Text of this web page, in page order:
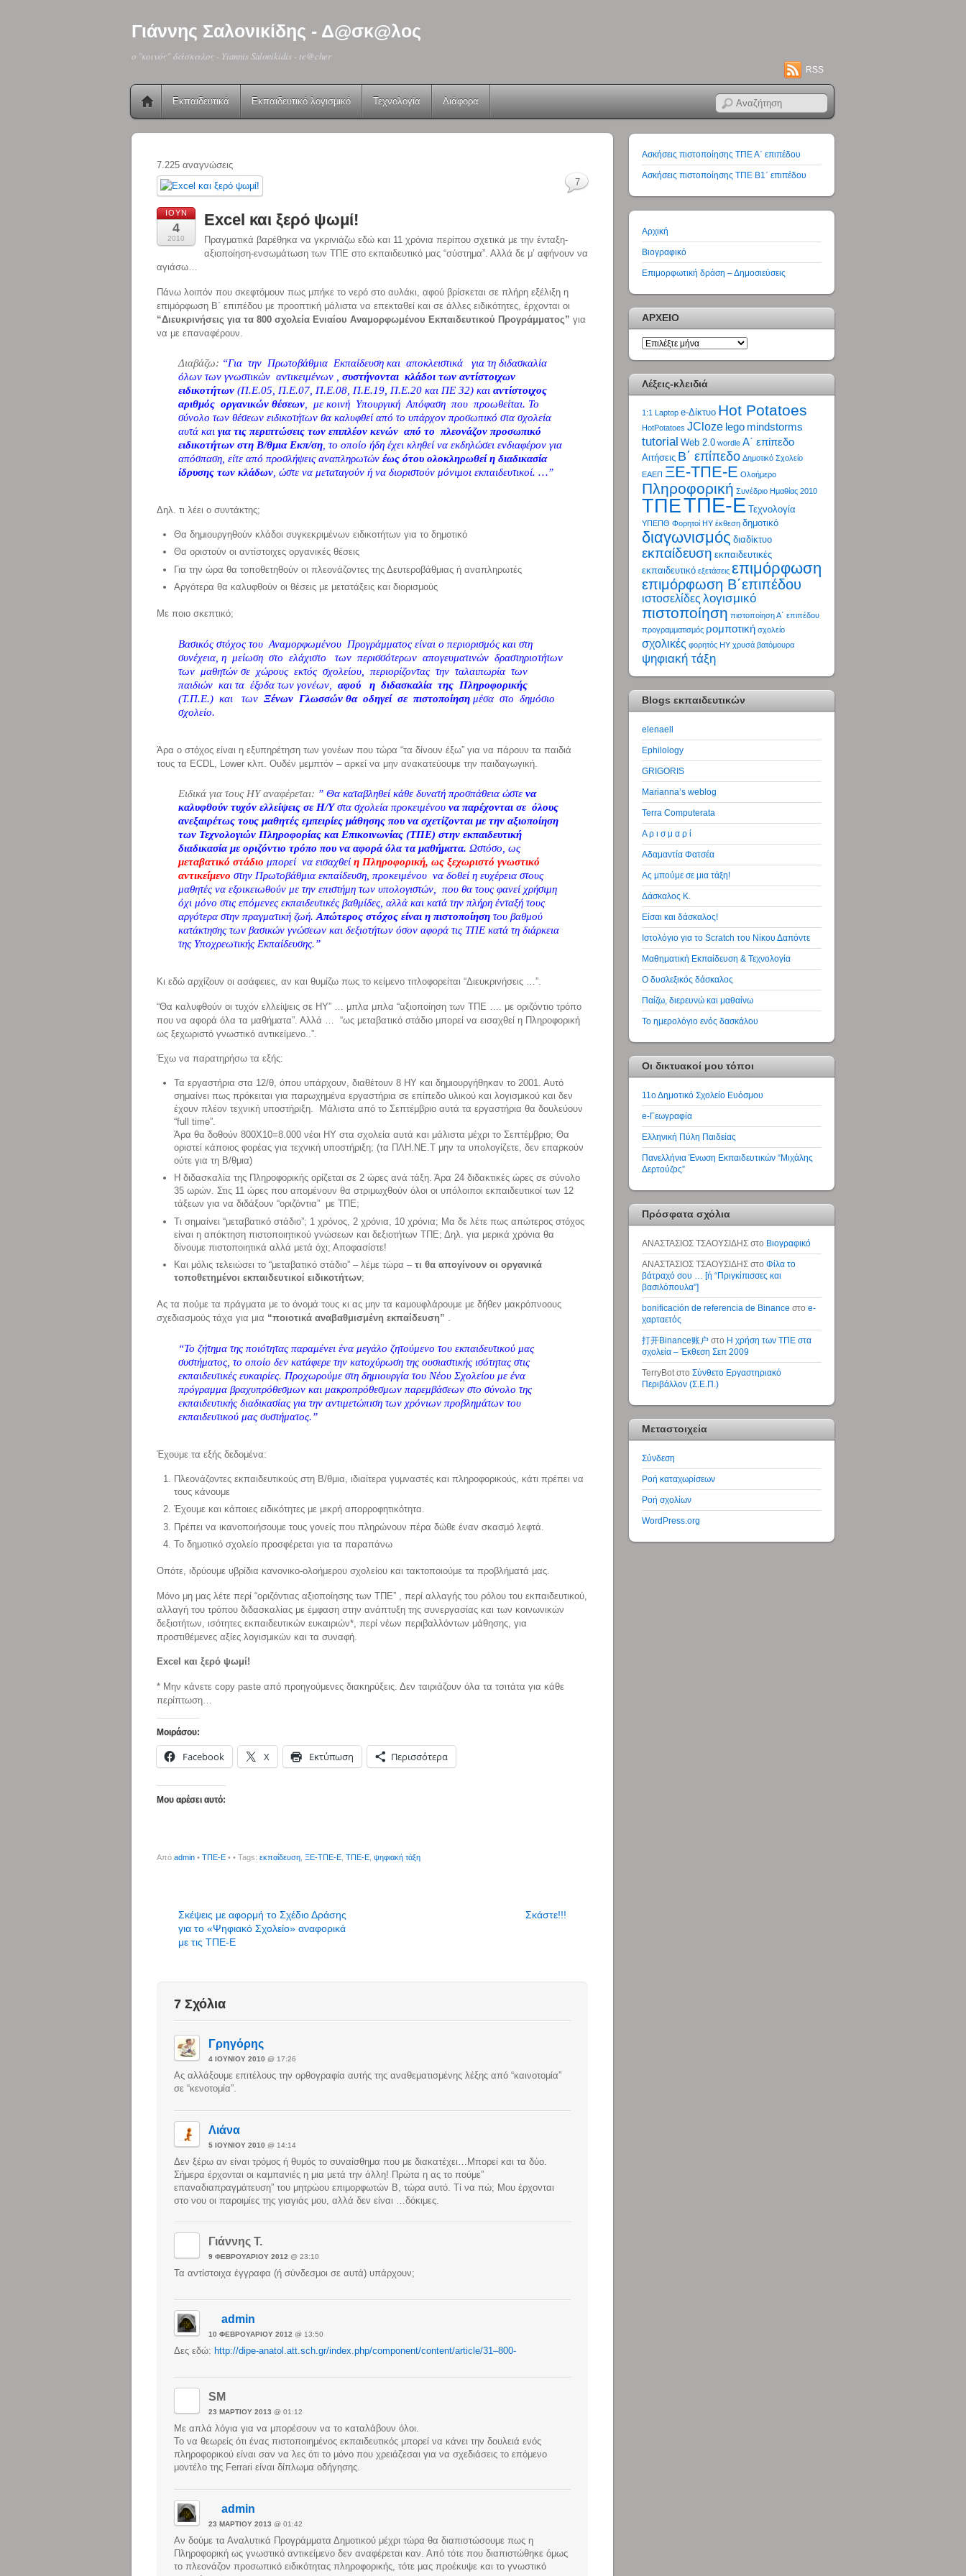
Γιάννης Σαλονικίδης - Δ@σκ@λος
o "κοινός" δάσκαλος - Yiannis Salonikidis - te@cher
RSS
Εκπαιδευτικά Εκπαιδευτικό λογισμικό Τεχνολογία Διάφορα
7.225 αναγνώσεις
ΙΟΎΝ
4
2010
Excel και ξερό ψωμί!
Πραγματικά βαρέθηκα να γκρινιάζω εδώ και 11 χρόνια περίπου σχετικά με την ένταξη-
αξιοποίηση-ενσωμάτωση των ΤΠΕ στο εκπαιδευτικό μας “σύστημα”. Αλλά δε μ’ αφήνουν να
αγιάσω…
Πάνω λοιπόν που σκεφτόμουν πως μπήκε το νερό στο αυλάκι, αφού βρίσκεται σε πλήρη εξέλιξη η
επιμόρφωση Β΄ επιπέδου με προοπτική μάλιστα να επεκταθεί και σε άλλες ειδικότητες, έρχονται οι
“Διευκρινήσεις για τα 800 σχολεία Ενιαίου Αναμορφωμένου Εκπαιδευτικού Προγράμματος” για
να με επαναφέρουν.
Διαβάζω: “Για την Πρωτοβάθμια Εκπαίδευση και αποκλειστικά για τη διδασκαλία
όλων των γνωστικών αντικειμένων , συστήνονται κλάδοι των αντίστοιχων
ειδικοτήτων (Π.Ε.05, Π.Ε.07, Π.Ε.08, Π.Ε.19, Π.Ε.20 και ΠΕ 32) και αντίστοιχος
αριθμός οργανικών θέσεων , με κοινή Υπουργική Απόφαση που προωθείται. Το
σύνολο των θέσεων ειδικοτήτων θα καλυφθεί από το υπάρχον προσωπικό στα σχολεία
αυτά και για τις περιπτώσεις των επιπλέον κενών από το πλεονάζον προσωπικό
ειδικοτήτων στη Β/θμια Εκπ/ση , το οποίο ήδη έχει κληθεί να εκδηλώσει ενδιαφέρον για
απόσπαση, είτε από προσλήψεις αναπληρωτών έως ότου ολοκληρωθεί η διαδικασία
ίδρυσης των κλάδων , ώστε να μεταταγούν ή να διοριστούν μόνιμοι εκπαιδευτικοί. …”
Δηλ. τι λέει ο συντάκτης;
Θα δημιουργηθούν κλάδοι συγκεκριμένων ειδικοτήτων για το δημοτικό
Θα οριστούν οι αντίστοιχες οργανικές θέσεις
Για την ώρα θα τοποθετηθούν οι πλεονάζοντες της Δευτεροβάθμιας ή αναπληρωτές
Αργότερα θα καλυφθούν οι θέσεις με μετατάξεις και διορισμούς
Με ποιο σκεπτικό;
Βασικός στόχος του Αναμορφωμένου Προγράμματος είναι ο περιορισμός και στη
συνέχεια, η μείωση στο ελάχιστο των περισσότερων απογευματινών δραστηριοτήτων
των μαθητών σε χώρους εκτός σχολείου, περιορίζοντας την ταλαιπωρία των
παιδιών και τα έξοδα των γονέων, αφού η διδασκαλία της Πληροφορικής
(Τ.Π.Ε.) και των Ξένων Γλωσσών θα οδηγεί σε πιστοποίηση μέσα στο δημόσιο
σχολείο.
Άρα ο στόχος είναι η εξυπηρέτηση των γονέων που τώρα “τα δίνουν έξω” για να πάρουν τα παιδιά
τους τα ECDL, Lower κλπ. Ουδέν μεμπτόν – αρκεί να μην ανακατεύουμε την παιδαγωγική.
Ειδικά για τους ΗΥ αναφέρεται: ” Θα καταβληθεί κάθε δυνατή προσπάθεια ώστε να
καλυφθούν τυχόν ελλείψεις σε Η/Υστα σχολεία προκειμένου να παρέχονται σε όλους
ανεξαιρέτως τους μαθητές εμπειρίες μάθησης που να σχετίζονται με την αξιοποίηση
των Τεχνολογιών Πληροφορίας και Επικοινωνίας (ΤΠΕ) στην εκπαιδευτική
διαδικασία με οριζόντιο τρόπο που να αφορά όλα τα μαθήματα. Ωστόσο, ως
μεταβατικό στάδιο μπορεί να εισαχθείη Πληροφορική, ως ξεχωριστό γνωστικό
αντικείμενο στην Πρωτοβάθμια εκπαίδευση, προκειμένου να δοθεί η ευχέρεια στους
μαθητές να εξοικειωθούν με την επιστήμη των υπολογιστών, που θα τους φανεί χρήσιμη
όχι μόνο στις επόμενες εκπαιδευτικές βαθμίδες, αλλά και κατά την πλήρη ένταξή τους
αργότερα στην πραγματική ζωή.Απώτερος στόχος είναι η πιστοποίηση του βαθμού
κατάκτησης των βασικών γνώσεων και δεξιοτήτων όσον αφορά τις ΤΠΕ κατά τη διάρκεια
της Υποχρεωτικής Εκπαίδευσης.”
Κι εδώ αρχίζουν οι ασάφειες, αν και θυμίζω πως το κείμενο τιτλοφορείται “Διευκρινήσεις …”.
“Θα καλυφθούν οι τυχόν ελλείψεις σε ΗΥ” … μπλα μπλα “αξιοποίηση των ΤΠΕ …. με οριζόντιο τρόπο
που να αφορά όλα τα μαθήματα”. Αλλά … “ως μεταβατικό στάδιο μπορεί να εισαχθεί η Πληροφορική
ως ξεχωριστό γνωστικό αντικείμενο..”.
Έχω να παρατηρήσω τα εξής:
Τα εργαστήρια στα 12/θ, όπου υπάρχουν, διαθέτουν 8 ΗΥ και δημιουργήθηκαν το 2001. Αυτό
σημαίνει πως πρόκειται για παρωχημένα εργαστήρια σε επίπεδο υλικού και λογισμικού και δεν
έχουν πλέον τεχνική υποστήριξη. Μάλιστα από το Σεπτέμβριο αυτά τα εργαστήρια θα δουλεύουν
“full time”.
Άρα θα δοθούν 800Χ10=8.000 νέοι ΗΥ στα σχολεία αυτά και μάλιστα μέχρι το Σεπτέμβριο; Θα
οριστεί κάποιος φορέας για τεχνική υποστήριξη; (τα ΠΛΗ.ΝΕ.Τ μην τα υπολογίζετε, δεν επαρκούν
ούτε για τη Β/θμια)
Η διδασκαλία της Πληροφορικής ορίζεται σε 2 ώρες ανά τάξη. Άρα 24 διδακτικές ώρες σε σύνολο
35 ωρών. Στις 11 ώρες που απομένουν θα στριμωχθούν όλοι οι υπόλοιποι εκπαιδευτικοί των 12
τάξεων για να διδάξουν “οριζόντια” με ΤΠΕ;
Τι σημαίνει “μεταβατικό στάδιο”; 1 χρόνος, 2 χρόνια, 10 χρόνια; Μα δε λέτε πως απώτερος στόχος
είναι η απόκτηση πιστοποιητικού γνώσεων και δεξιοτήτων ΤΠΕ; Δηλ. για μερικά χρόνια θα
δίνουμε πιστοποιητικά αλλά μετά όχι; Αποφασίστε!
Και μόλις τελειώσει το “μεταβατικό στάδιο” – λέμε τώρα – τι θα απογίνουν οι οργανικά
τοποθετημένοι εκπαιδευτικοί ειδικοτήτων;
Ας τα πούμε τα πράγματα με το όνομά τους κι ας μην τα καμουφλάρουμε με δήθεν μακρόπνοους
σχεδιασμούς τάχα για μια “ποιοτικά αναβαθμισμένη εκπαίδευση” .
“Το ζήτημα της ποιότητας παραμένει ένα μεγάλο ζητούμενο του εκπαιδευτικού μας
συστήματος, το οποίο δεν κατάφερε την κατοχύρωση της ουσιαστικής ισότητας στις
εκπαιδευτικές ευκαιρίες. Προχωρούμε στη δημιουργία του Νέου Σχολείου με ένα
πρόγραμμα βραχυπρόθεσμων και μακροπρόθεσμων παρεμβάσεων στο σύνολο της
εκπαιδευτικής διαδικασίας για την αντιμετώπιση των χρόνιων προβλημάτων του
εκπαιδευτικού μας συστήματος.”
Έχουμε τα εξής δεδομένα:
Πλεονάζοντες εκπαιδευτικούς στη Β/θμια, ιδιαίτερα γυμναστές και πληροφορικούς, κάτι πρέπει να
τους κάνουμε
Έχουμε και κάποιες ειδικότητες με μικρή απορροφητικότητα.
Πρέπει να ικανοποιήσουμε τους γονείς που πληρώνουν πέρα δώθε έναν σκασμό λεφτά.
Το δημοτικό σχολείο προσφέρεται για τα παραπάνω
Οπότε, ιδρύουμε υβρίδια κανονικο-ολοήμερου σχολείου και τακτοποιούμε τα προβλήματά μας.
Μόνο μη μας λέτε περί “οριζόντιας αξιοποίησης των ΤΠΕ” , περί αλλαγής του ρόλου του εκπαιδευτικού,
αλλαγή του τρόπου διδασκαλίας με έμφαση στην ανάπτυξη της συνεργασίας και των κοινωνικών
δεξιοτήτων, ισότητες εκπαιδευτικών ευκαιριών*, περί νέων περιβαλλόντων μάθησης, για
προστιθέμενες αξίες λογισμικών και τα συναφή.
Excel και ξερό ψωμί!
* Μην κάνετε copy paste από προηγούμενες διακηρύξεις. Δεν ταιριάζουν όλα τα τσιτάτα για κάθε
περίπτωση…
Μοιράσου:
Facebook X Εκτύπωση Περισσότερα
Μου αρέσει αυτό:
Από admin • ΤΠΕ-Ε •
7
• Tags: εκπαίδευση ΞΕ-ΤΠΕ-Ε ΤΠΕ-Ε ψηφιακή τάξη
Σκέψεις με αφορμή το Σχέδιο Δράσης
για το «Ψηφιακό Σχολείο» αναφορικά
με τις ΤΠΕ-E
Σκάστε!!!
7 Σχόλια
Γρηγόρης
4 ΙΟΥΝΊΟΥ 2010 @ 17:26
Ας αλλάξουμε επιτέλους την ορθογραφία αυτής της αναθεματισμένης λέξης από “καινοτομία”
σε “κενοτομία”.
Λιάνα
5 ΙΟΥΝΊΟΥ 2010 @ 14:14
Δεν ξέρω αν είναι τρόμος ή θυμός το συναίσθημα που με διακατέχει…Μπορεί και τα δύο.
Σήμερα έρχονται οι καμπανιές η μια μετά την άλλη! Πρώτα η ας το πούμε”
επαναδιαπραγμάτευση” του μητρώου επιμορφωτών Β, τώρα αυτό. Τί να πώ; Μου έρχονται
στο νου οι παροιμίες της γιαγιάς μου, αλλά δεν είναι …δόκιμες.
Γιάννης Τ.
9 ΦΕΒΡΟΥΑΡΊΟΥ 2012 @ 23:10
Τα αντίστοιχα έγγραφα (ή σύνδεσμοι σε αυτά) υπάρχουν;
admin
10 ΦΕΒΡΟΥΑΡΊΟΥ 2012 @ 13:50
Δες εδώ: http://dipe-anatol.att.sch.gr/index.php/component/content/article/31–800-
SM
23 ΜΑΡΤΊΟΥ 2013 @ 01:12
Με απλά λόγια για να μπορέσουν να το καταλάβουν όλοι.
Το να θεωρείς ότι ένας πιστοποιημένος εκπαιδευτικός μπορεί να κάνει την δουλειά ενός
πληροφορικού είναι σαν να λες ότι το μόνο που χρειάζεσαι για να σχεδιάσεις το επόμενο
μοντέλο της Ferrari είναι δίπλωμα οδήγησης.
admin
23 ΜΑΡΤΊΟΥ 2013 @ 01:42
Αν δούμε τα Αναλυτικά Προγράμματα Δημοτικού μέχρι τώρα θα διαπιστώσουμε πως η
Πληροφορική ως γνωστικό αντικείμενο δεν αναφέρεται καν. Από τότε που διαπιστώθηκε όμως
το πλεονάζον προσωπικό ειδικότητας πληροφορικής, τότε μας προέκυψε και το γνωστικό
Ασκήσεις πιστοποίησης ΤΠΕ Α΄ επιπέδου
Ασκήσεις πιστοποίησης ΤΠΕ Β1΄ επιπέδου
Αρχική
Βιογραφικό
Επιμορφωτική δράση – Δημοσιεύσεις
ΑΡΧΕΙΟ
ΑΡΧΕΙΟ
Λέξεις-κλειδιά
1:1 Laptop e-Δίκτυο Hot Potatoes
HotPotatoes JCloze lego mindstorms
tutorial Web 2.0 wordle Α΄ επίπεδο
Αιτήσεις Β΄ επίπεδο Δημοτικό Σχολείο
ΕΑΕΠ ΞΕ-ΤΠΕ-Ε Ολοήμερο
Πληροφορική Συνέδριο Ημαθίας 2010
ΤΠΕΤΠΕ-Ε Τεχνολογία
ΥΠΕΠΘ Φορητοί ΗΥ έκθεση δημοτικό
διαγωνισμός διαδίκτυο
εκπαίδευση εκπαιδευτικές
εκπαιδευτικό εξετάσεις επιμόρφωση
επιμόρφωση Β΄επιπέδου
ιστοσελίδες λογισμικό
πιστοποίηση πιστοποίηση Α΄ επιπέδου
προγραμματισμός ρομποτική σχολείο
σχολικές φορητός ΗΥ χρυσά βατόμουρα
ψηφιακή τάξη
Blogs εκπαιδευτικών
elenaell
Ephilology
GRIGORIS
Marianna’s weblog
Terra Computerata
Α ρ ι σ μ α ρ ί
Αδαμαντία Φατσέα
Ας μπούμε σε μια τάξη!
Δάσκαλος Κ.
Είσαι και δάσκαλος!
Ιστολόγιο για το Scratch του Νίκου Δαπόντε
Μαθηματική Εκπαίδευση & Τεχνολογία
Ο δυσλεξικός δάσκαλος
Παίζω, διερευνώ και μαθαίνω
Το ημερολόγιο ενός δασκάλου
Οι δικτυακοί μου τόποι
11ο Δημοτικό Σχολείο Ευόσμου
e-Γεωγραφία
Ελληνική Πύλη Παιδείας
Πανελλήνια Ένωση Εκπαιδευτικών “Μιχάλης
Δερτούζος”
Πρόσφατα σχόλια
ΑΝΑΣΤΑΣΙΟΣ ΤΣΑΟΥΣΙΔΗΣ στο Βιογραφικό
ΑΝΑΣΤΑΣΙΟΣ ΤΣΑΟΥΣΙΔΗΣ στο Φίλα το
βάτραχό σου … [ή “Πριγκίπισσες και
βασιλόπουλα”]
bonificación de referencia de Binance στο e-
χαρταετός
打开Binance账户 στο Η χρήση των ΤΠΕ στα
σχολεία – Έκθεση Σεπ 2009
TerryBot στο Σύνθετο Εργαστηριακό
Περιβάλλον (Σ.Ε.Π.)
Μεταστοιχεία
Σύνδεση
Ροή καταχωρίσεων
Ροή σχολίων
WordPress.org